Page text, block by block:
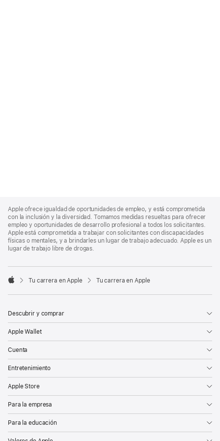
Footer
Apple ofrece igualdad de oportunidades de empleo, y está comprometida
con la inclusión y la diversidad. Tomamos medidas resueltas para ofrecer
empleo y oportunidades de desarrollo profesional a todos los solicitantes.
Apple está comprometida a trabajar con solicitantes con discapacidades
físicas o mentales, y a brindarles un lugar de trabajo adecuado. Apple es un
lugar de trabajo libre de drogas.

Tu carrera en Apple Tu carrera en Apple
Descubrir y comprar
Apple Wallet
Cuenta
Entretenimiento
Apple Store
Para la empresa
Para la educación